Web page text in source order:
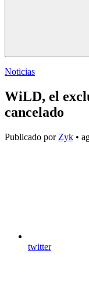
Noticias
WiLD, el
cancelado
Publicado por Zyk •
twitter